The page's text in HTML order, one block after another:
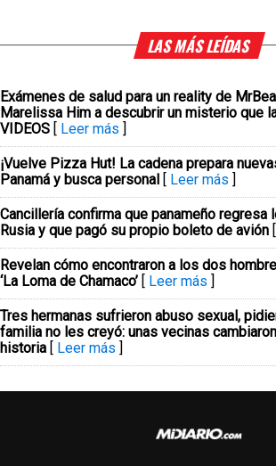
LAS MÁS LEÍDAS
Exámenes de salud para un reality de
Marelissa Him a descubrir un misterio que
VIDEOS [ Leer más ]
¡Vuelve Pizza Hut! La cadena prepara
Panamá y busca personal [ Leer más ]
Cancillería confirma que panameño regresa
Rusia y que pagó su propio boleto de avión [
Revelan cómo encontraron a los dos
‘La Loma de Chamaco’ [ Leer más ]
Tres hermanas sufrieron abuso sexual,
familia no les creyó: unas vecinas
historia [ Leer más ]